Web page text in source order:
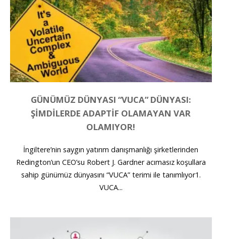
GÜNÜMÜZ DÜNYASI “VUCA” DÜNYASI:
ŞIMDILERDE ADAPTIF OLAMAYAN VAR
OLAMIYOR!
İngiltere’nin saygın yatırım danışmanlığı şirketlerinden
Redington’un CEO’su Robert J. Gardner acımasız koşullara
sahip günümüz dünyasını “VUCA” terimi ile tanımlıyor1.
VUCA...